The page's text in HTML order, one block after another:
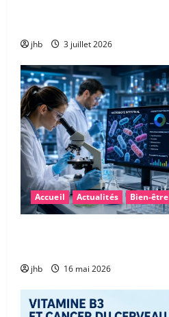
jhb 3 juillet 2026
Accueil Actualités Bien-être
jhb 16 mai 2026